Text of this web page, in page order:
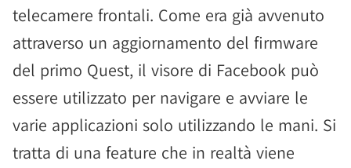
telecamere frontali. Come era già avvenuto
attraverso un aggiornamento del firmware
del primo Quest, il visore di Facebook può
essere utilizzato per navigare e avviare le
varie applicazioni solo utilizzando le mani. Si
tratta di una feature che in realtà viene